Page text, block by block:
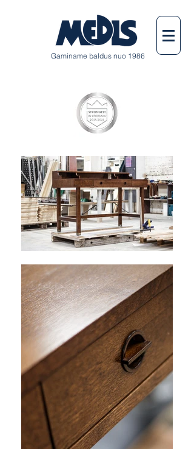
Gaminame baldus nuo 1986